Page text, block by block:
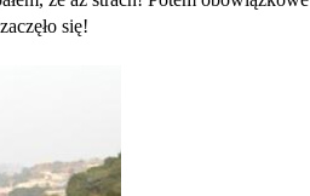
się!